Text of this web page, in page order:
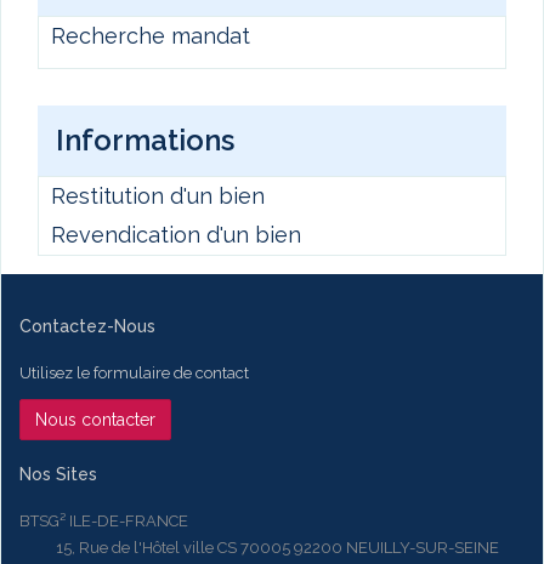
Recherche mandat
Informations
Restitution d'un bien
Revendication d'un bien
Contactez-Nous
Utilisez le formulaire de contact
Nous contacter
Nos Sites
BTSG² ILE-DE-FRANCE
15, Rue de l'Hôtel ville CS 70005 92200 NEUILLY-SUR-SEINE